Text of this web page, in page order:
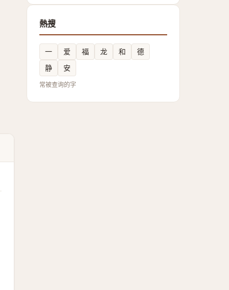
熱搜
一 爱 福 龙 和
德
静
安
常被查询的字